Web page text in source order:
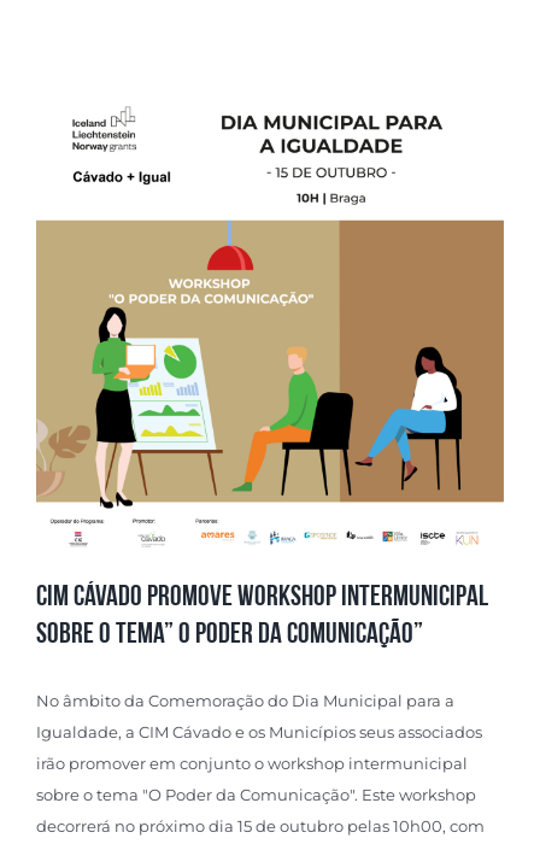
CIM CÁVADO PROMOVE WORKSHOP INTERMUNICIPAL
SOBRE O TEMA” O PODER DA COMUNICAÇÃO”
No âmbito da Comemoração do Dia Municipal para a
Igualdade, a CIM Cávado e os Municípios seus associados
irão promover em conjunto o workshop intermunicipal
sobre o tema "O Poder da Comunicação". Este workshop
decorrerá no próximo dia 15 de outubro pelas 10h00, com